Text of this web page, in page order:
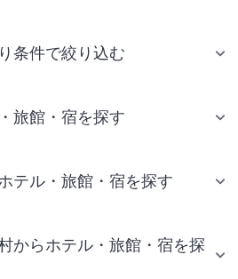
条件で絞り込む
旅館・宿を探す
テル・旅館・宿を探す
からホテル・旅館・宿を探